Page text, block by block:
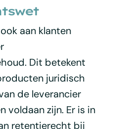
aan klanten
Dit betekent
juridisch
de leverancier
voldaan zijn. Er is in
retentierecht bij